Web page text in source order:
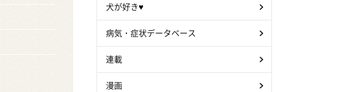
犬が好き♥
病気・症状データベース
連載
漫画